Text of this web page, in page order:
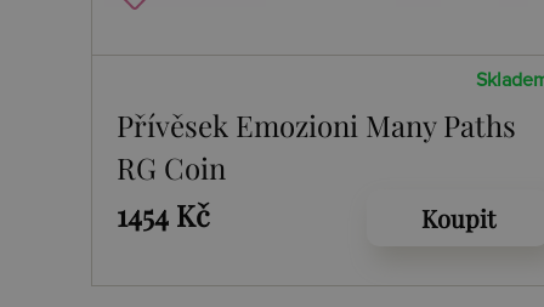
Přívěsek Emozioni Many Paths
RG Coin
1454 Kč
Koupit